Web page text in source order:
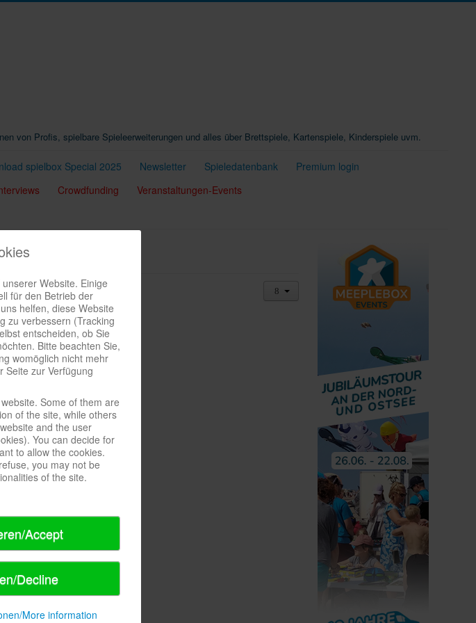
von Profis, spielbare Spieleerweiterungen und alles über Brettspiele, Kartenspiele, Kinderspiele uvm.
spielbox Special 2025 Newsletter Spieledatenbank
Premium login
Crowdfunding Veranstaltungen-Events
Website. Einige
für den Betrieb der
helfen, diese Website
zu verbessern (Tracking
entscheiden, ob Sie
Bitte beachten Sie,
womöglich nicht mehr
Seite zur Verfügung
Some of them are
of the site, while others
and the user
You can decide for
to allow the cookies.
you may not be
of the site.
Accept
Decline
More information